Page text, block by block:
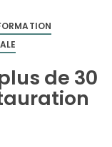
de 30